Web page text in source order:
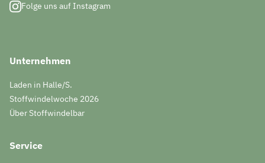
Folge uns auf Instagram
Unternehmen
Laden in Halle/S.
Stoffwindelwoche 2026
Über Stoffwindelbar
Service